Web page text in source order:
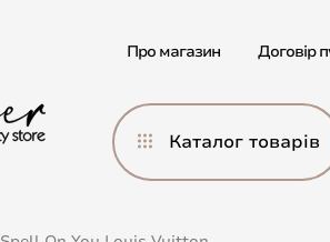
Про магазин Договір
Каталог товарів